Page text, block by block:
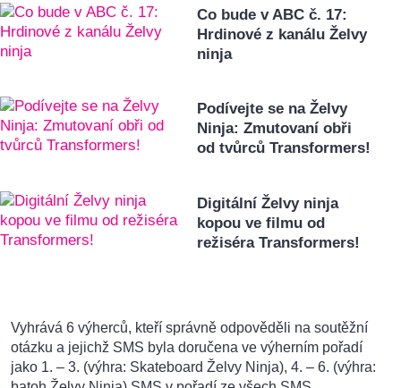
Co bude v ABC č. 17:
Hrdinové z kanálu Želvy
ninja
Podívejte se na Želvy
Ninja: Zmutovaní obři
od tvůrců Transformers!
Digitální Želvy ninja
kopou ve filmu od
režiséra Transformers!
Vyhrává 6 výherců, kteří správně odpověděli na soutěžní
otázku a jejichž SMS byla doručena ve výherním pořadí
jako 1. – 3. (výhra: Skateboard Želvy Ninja), 4. – 6. (výhra: